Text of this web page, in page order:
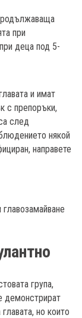
при
деца под 5-
и имат
с препоръки,
след
някой
направете
група,
демонстрират
но които